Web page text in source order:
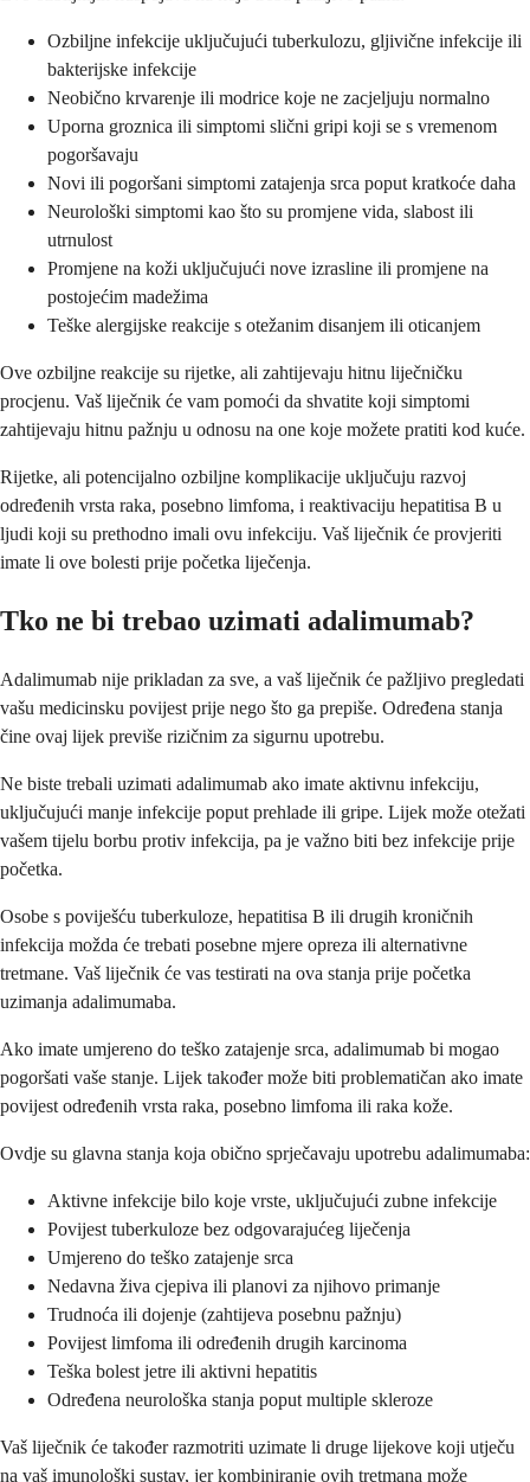
Ozbiljne infekcije uključujući tuberkulozu, gljivične infekcije ili
bakterijske infekcije
Neobično krvarenje ili modrice koje ne zacjeljuju normalno
Uporna groznica ili simptomi slični gripi koji se s vremenom
pogoršavaju
Novi ili pogoršani simptomi zatajenja srca poput kratkoće daha
Neurološki simptomi kao što su promjene vida, slabost ili
utrnulost
Promjene na koži uključujući nove izrasline ili promjene na
postojećim madežima
Teške alergijske reakcije s otežanim disanjem ili oticanjem
Ove ozbiljne reakcije su rijetke, ali zahtijevaju hitnu liječničku
procjenu. Vaš liječnik će vam pomoći da shvatite koji simptomi
zahtijevaju hitnu pažnju u odnosu na one koje možete pratiti kod kuće.
Rijetke, ali potencijalno ozbiljne komplikacije uključuju razvoj
određenih vrsta raka, posebno limfoma, i reaktivaciju hepatitisa B u
ljudi koji su prethodno imali ovu infekciju. Vaš liječnik će provjeriti
imate li ove bolesti prije početka liječenja.
Tko ne bi trebao uzimati adalimumab?
Adalimumab nije prikladan za sve, a vaš liječnik će pažljivo pregledati
vašu medicinsku povijest prije nego što ga prepiše. Određena stanja
čine ovaj lijek previše rizičnim za sigurnu upotrebu.
Ne biste trebali uzimati adalimumab ako imate aktivnu infekciju,
uključujući manje infekcije poput prehlade ili gripe. Lijek može otežati
vašem tijelu borbu protiv infekcija, pa je važno biti bez infekcije prije
početka.
Osobe s poviješću tuberkuloze, hepatitisa B ili drugih kroničnih
infekcija možda će trebati posebne mjere opreza ili alternativne
tretmane. Vaš liječnik će vas testirati na ova stanja prije početka
uzimanja adalimumaba.
Ako imate umjereno do teško zatajenje srca, adalimumab bi mogao
pogoršati vaše stanje. Lijek također može biti problematičan ako imate
povijest određenih vrsta raka, posebno limfoma ili raka kože.
Ovdje su glavna stanja koja obično sprječavaju upotrebu adalimumaba:
Aktivne infekcije bilo koje vrste, uključujući zubne infekcije
Povijest tuberkuloze bez odgovarajućeg liječenja
Umjereno do teško zatajenje srca
Nedavna živa cjepiva ili planovi za njihovo primanje
Trudnoća ili dojenje (zahtijeva posebnu pažnju)
Povijest limfoma ili određenih drugih karcinoma
Teška bolest jetre ili aktivni hepatitis
Određena neurološka stanja poput multiple skleroze
Vaš liječnik će također razmotriti uzimate li druge lijekove koji utječu
na vaš imunološki sustav, jer kombiniranje ovih tretmana može